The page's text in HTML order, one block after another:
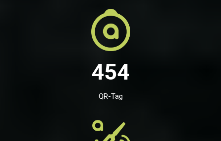
454
QR-Tag